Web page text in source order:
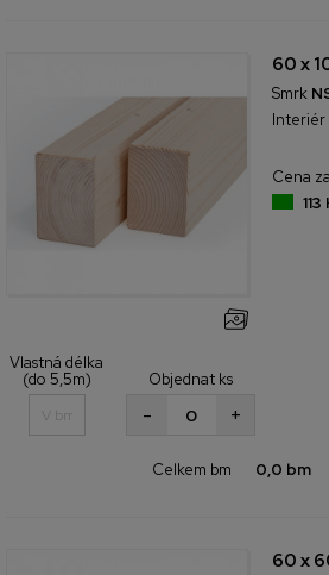
60 x
Smrk
Interiér
Cena
113
Vlastná délka
(do 5,5m)
Objednat ks
+
-
Celkem bm 0,0 bm
60 x